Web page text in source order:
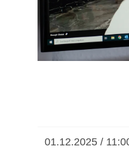
01.12.2025 /